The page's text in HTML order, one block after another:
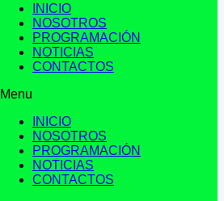
INICIO
NOSOTROS
PROGRAMACIÓN
NOTICIAS
CONTACTOS
Menu
INICIO
NOSOTROS
PROGRAMACIÓN
NOTICIAS
CONTACTOS